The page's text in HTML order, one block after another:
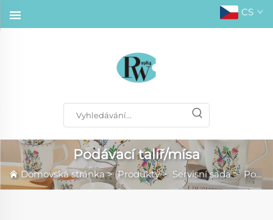
CS
Podávací talíř/mísa
Domovská stránka>Produkty> Servisní sada>Podávací talíř/mísa